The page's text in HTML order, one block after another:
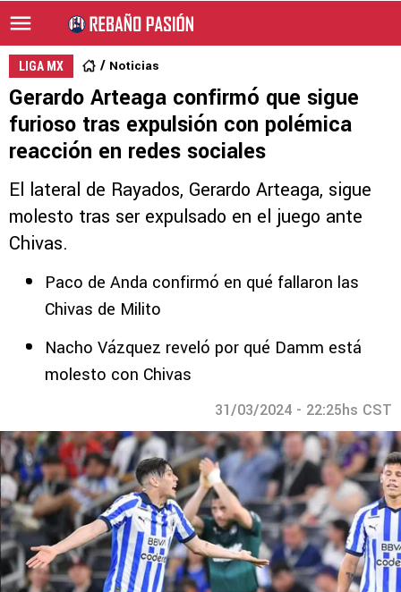
LIGA MX Noticias
Gerardo Arteaga confirmó que sigue
furioso tras expulsión con polémica
reacción en redes sociales
El lateral de Rayados, Gerardo Arteaga, sigue
molesto tras ser expulsado en el juego ante
Chivas.
Paco de Anda confirmó en qué fallaron las
Chivas de Milito
Nacho Vázquez reveló por qué Damm está
molesto con Chivas
31/03/2024 - 22:25hs CST